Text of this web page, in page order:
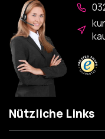
Nützliche Links